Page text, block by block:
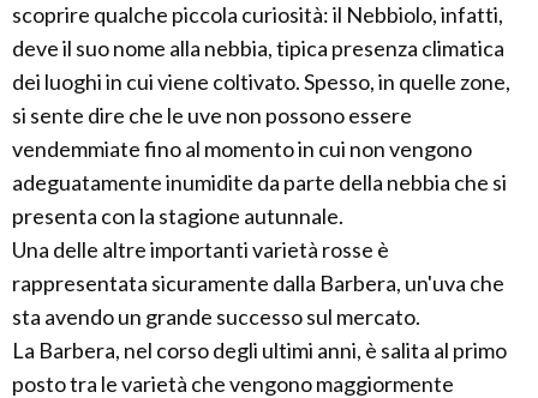
scoprire qualche piccola curiosità: il Nebbiolo, infatti,
deve il suo nome alla nebbia, tipica presenza climatica
dei luoghi in cui viene coltivato. Spesso, in quelle zone,
si sente dire che le uve non possono essere
vendemmiate fino al momento in cui non vengono
adeguatamente inumidite da parte della nebbia che si
presenta con la stagione autunnale.
Una delle altre importanti varietà rosse è
rappresentata sicuramente dalla Barbera, un'uva che
sta avendo un grande successo sul mercato.
La Barbera, nel corso degli ultimi anni, è salita al primo
posto tra le varietà che vengono maggiormente